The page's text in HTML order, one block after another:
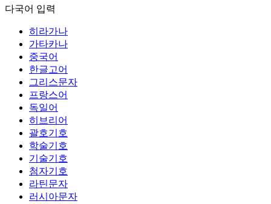
다국어 입력
히라가나
가타카나
중국어
한글고어
그리스문자
프랑스어
독일어
히브리어
괄호기호
학술기호
기술기호
첨자기호
라틴문자
러시아문자